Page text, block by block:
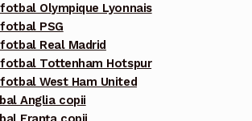
Olympique Lyonnais
PSG
Real Madrid
Tottenham Hotspur
West Ham United
Anglia copii